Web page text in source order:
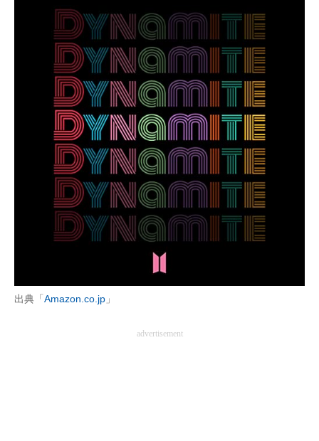
スマホと通信の最新トレンド
進化するPCとデバイスの未来
好きが集まる 比べて選べる
ビジネスと働き方のヒント
AI活用のいまが分かる
企業ITのトレンドを詳説
経営リーダーのコミュニティ
マーケ×ITの今がよく分かる
企業向けIT製品の総合サイト
出典「 Amazon.co.jp 」
advertisement